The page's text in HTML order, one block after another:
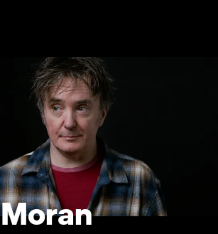
Moran